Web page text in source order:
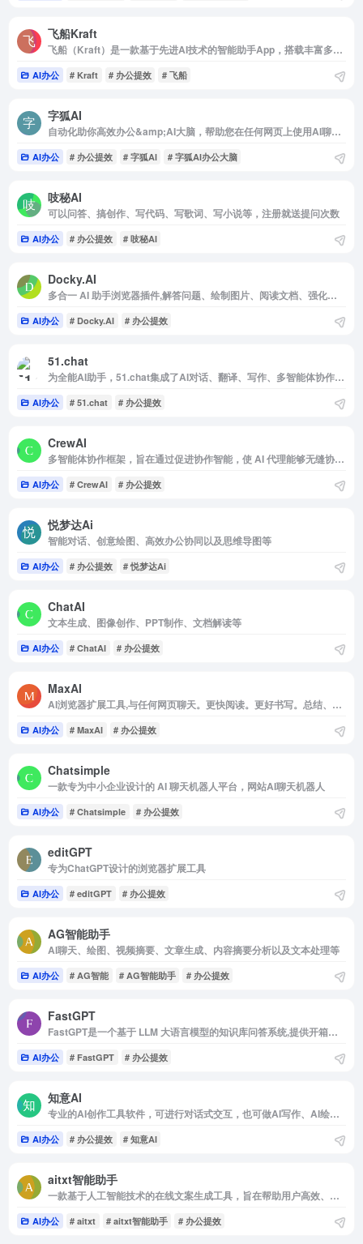
飞船Kraft
飞船（Kraft）是一款基于先进AI技术的智能助手App，搭载丰富多样的智能体，旨在提升用户的生活质量和工作效率。您可以通过文字或语音与AI助手对话，获取各类信息，知识与灵感
AI办公 # Kraft # 办公提效 # 飞船
字狐AI
自动化助你高效办公&amp;AI大脑，帮助您在任何网页上使用AI聊天、写作、阅读、翻译、解释、解读文件、图像、视频，包括GPT-4o &amp; GPT-4o mini、kimi、文心一言等多样化模型
AI办公 # 办公提效 # 字狐AI # 字狐AI办公大脑
吱秘AI
可以问答、搞创作、写代码、写歌词、写小说等，注册就送提问次数
AI办公 # 办公提效 # 吱秘AI
Docky.AI
多合一 AI 助手浏览器插件,解答问题、绘制图片、阅读文档、强化搜索结果、辅助创作、解释和扩写选中的文本
AI办公 # Docky.AI # 办公提效
51.chat
为全能AI助手，51.chat集成了AI对话、翻译、写作、多智能体协作、个人知识库管理等功能
AI办公 # 51.chat # 办公提效
CrewAI
多智能体协作框架，旨在通过促进协作智能，使 AI 代理能够无缝协同工作，解决复杂任务
AI办公 # CrewAI # 办公提效
悦梦达Ai
智能对话、创意绘图、高效办公协同以及思维导图等
AI办公 # 办公提效 # 悦梦达Ai
ChatAI
文本生成、图像创作、PPT制作、文档解读等
AI办公 # ChatAI # 办公提效
MaxAI
AI浏览器扩展工具,与任何网页聊天。更快阅读。更好书写。总结、解释、分析、翻译、写作等。每天节省数小时。由o1、GPT-4o、Claude-3.5和Gemini-1.5提供支持。
AI办公 # MaxAI # 办公提效
Chatsimple
一款专为中小企业设计的 AI 聊天机器人平台，网站AI聊天机器人
AI办公 # Chatsimple # 办公提效
editGPT
专为ChatGPT设计的浏览器扩展工具
AI办公 # editGPT # 办公提效
AG智能助手
AI聊天、绘图、视频摘要、文章生成、内容摘要分析以及文本处理等
AI办公 # AG智能 # AG智能助手 # 办公提效
FastGPT
FastGPT是一个基于 LLM 大语言模型的知识库问答系统,提供开箱即用的数据处理、模型调用等能力.同时可以通过 Flow 可视化进行工作流编排,从而实现复杂的问答场景
AI办公 # FastGPT # 办公提效
知意AI
专业的AI创作工具软件，可进行对话式交互，也可做AI写作、AI绘画、辅助创作等各种特定场景形式的内容创作，通过输入的提示关键词，让AI快速创作生成合适内容
AI办公 # 办公提效 # 知意AI
aitxt智能助手
一款基于人工智能技术的在线文案生成工具，旨在帮助用户高效、轻松地完成各种文案创作任务
AI办公 # aitxt # aitxt智能助手 # 办公提效